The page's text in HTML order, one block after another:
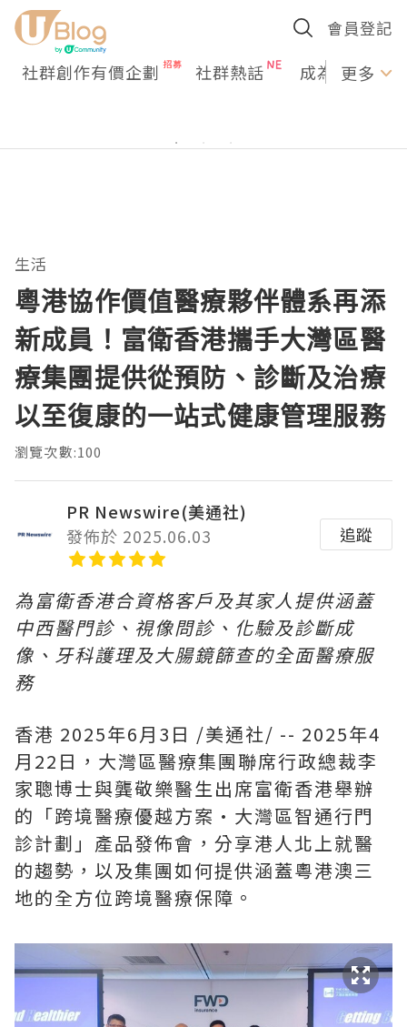
會員登記
社群創作有價企劃 社群熱話 成為U更多
生活
粵港協作價值醫療夥伴體系再添
新成員！富衛香港攜手大灣區醫
療集團提供從預防、診斷及治療
以至復康的一站式健康管理服務
瀏覽次數:100
PR Newswire(美通社)
發佈於 2025.06.03
追蹤
為富衛香港合資格客戶及其家人提供涵蓋
中西醫門診、視像問診、化驗及診斷成
像、牙科護理及大腸鏡篩查的全面醫療服
務
香港 2025年6月3日 /美通社/ -- 2025年4
月22日，大灣區醫療集團聯席行政總裁李
家聰博士與龔敬樂醫生出席富衛香港舉辦
的「跨境醫療優越方案•大灣區智通行門
診計劃」產品發佈會，分享港人北上就醫
的趨勢，以及集團如何提供涵蓋粵港澳三
地的全方位跨境醫療保障。